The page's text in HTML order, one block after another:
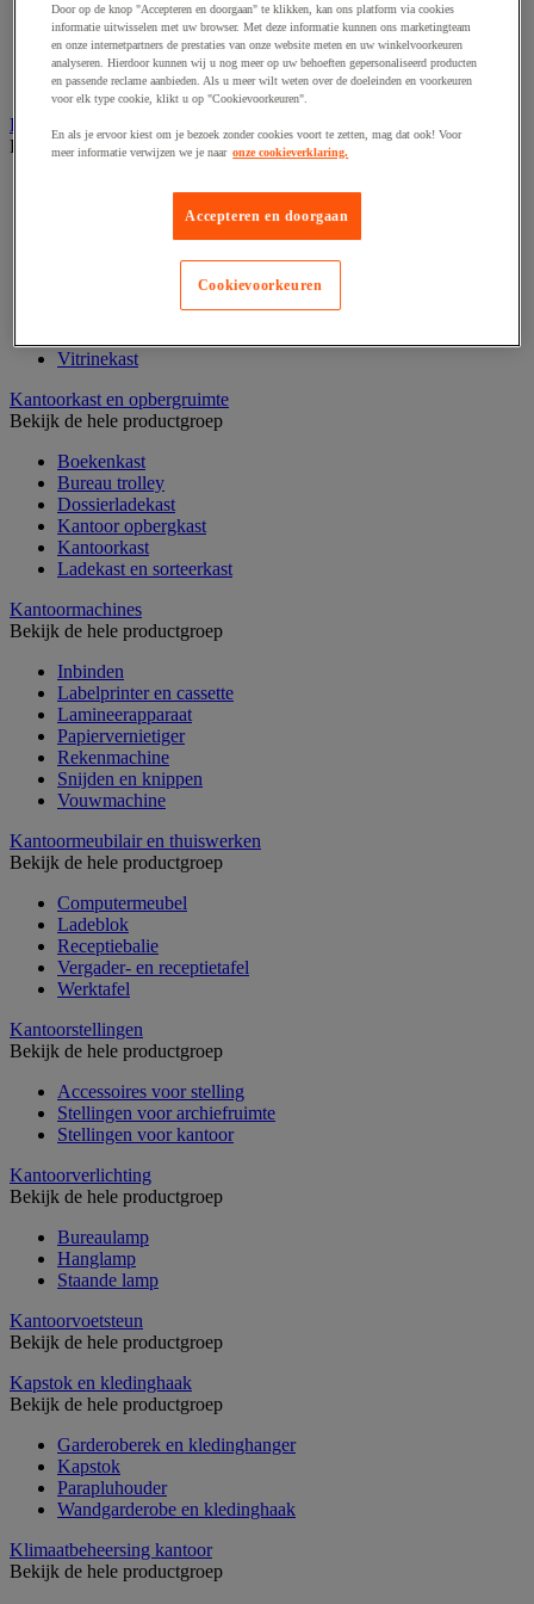
Klein kantoormateriaal
Papier, systeem- en visitekaarten
Schriften, notitieblokken en memoblaadjes
Schrijfwaren
Kantoordecoratie
Bekijk de hele productgroep
Lijst- en ophangsysteem
Vitrinekast
Kantoorkast en opbergruimte
Bekijk de hele productgroep
Boekenkast
Bureau trolley
Dossierladekast
Kantoor opbergkast
Kantoorkast
Ladekast en sorteerkast
Kantoormachines
Bekijk de hele productgroep
Inbinden
Labelprinter en cassette
Lamineerapparaat
Papiervernietiger
Rekenmachine
Snijden en knippen
Vouwmachine
Kantoormeubilair en thuiswerken
Bekijk de hele productgroep
Computermeubel
Ladeblok
Receptiebalie
Vergader- en receptietafel
Werktafel
Kantoorstellingen
Bekijk de hele productgroep
Accessoires voor stelling
Stellingen voor archiefruimte
Stellingen voor kantoor
Kantoorverlichting
Bekijk de hele productgroep
Bureaulamp
Hanglamp
Staande lamp
Kantoorvoetsteun
Bekijk de hele productgroep
Kapstok en kledinghaak
Bekijk de hele productgroep
Garderoberek en kledinghanger
Kapstok
Parapluhouder
Wandgarderobe en kledinghaak
Klimaatbeheersing kantoor
Bekijk de hele productgroep
Door op de knop "Accepteren en doorgaan" te klikken, kan ons platform via cookies
informatie uitwisselen met uw browser. Met deze informatie kunnen ons marketingteam
en onze internetpartners de prestaties van onze website meten en uw winkelvoorkeuren
analyseren. Hierdoor kunnen wij u nog meer op uw behoeften gepersonaliseerd producten
en passende reclame aanbieden. Als u meer wilt weten over de doeleinden en voorkeuren
voor elk type cookie, klikt u op "Cookievoorkeuren".
En als je ervoor kiest om je bezoek zonder cookies voort te zetten, mag dat ook! Voor
meer informatie verwijzen we je naar onze cookieverklaring.
Accepteren en doorgaan
Cookievoorkeuren